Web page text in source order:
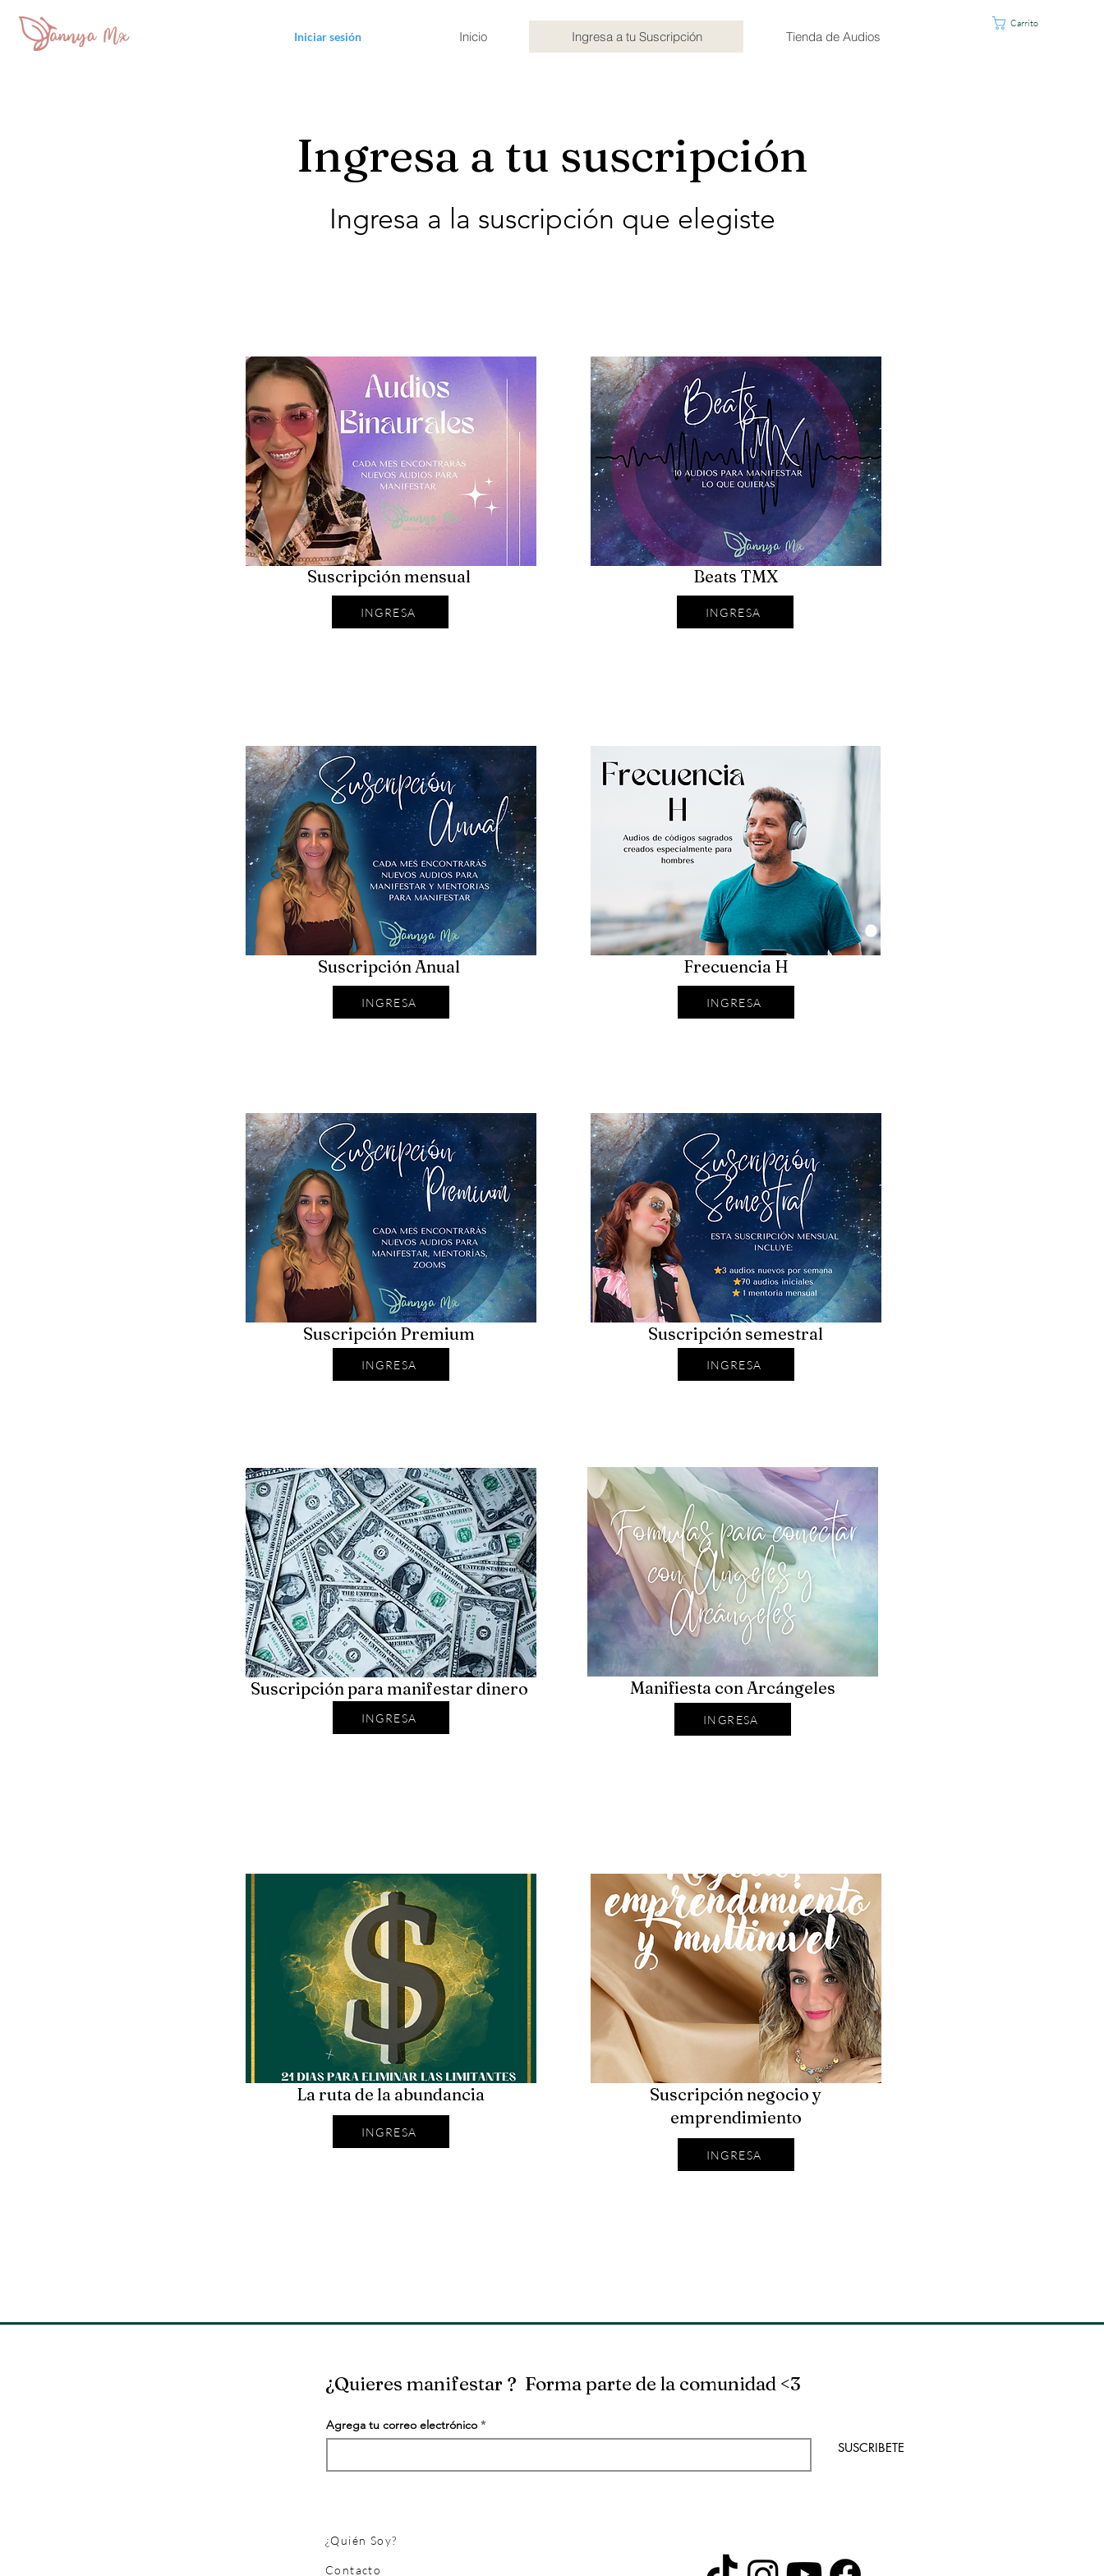
Carrito
Iniciar sesión Inicio Ingresa a tu Suscripción Tienda de Audios
Ingresa a tu suscripción
Ingresa a la suscripción que elegiste
Suscripción mensual
INGRESA
Beats TMX
INGRESA
Suscripción Anual
INGRESA
Frecuencia H
INGRESA
Suscripción Premium
INGRESA
Suscripción semestral
INGRESA
Suscripción para manifestar dinero
INGRESA
Manifiesta con Arcángeles
INGRESA
La ruta de la abundancia
INGRESA
Suscripción negocio y
emprendimiento
INGRESA
¿Quieres manifestar ? Forma parte de la comunidad <3
Agrega tu correo electrónico
SUSCRIBETE
¿Quién Soy?
Contacto